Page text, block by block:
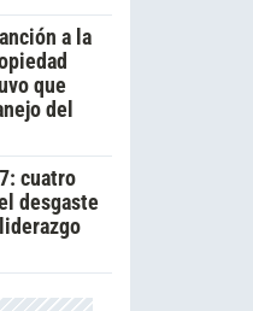
a la
que
del
cuatro
desgaste